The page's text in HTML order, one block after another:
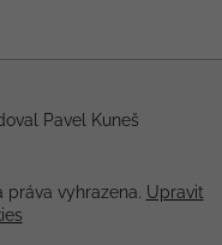
Pavel Kuneš
práva vyhrazena. Upravit